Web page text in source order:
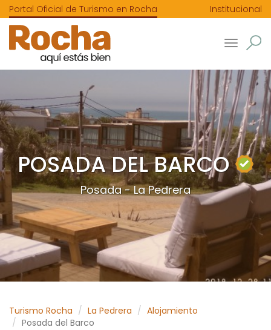
Portal Oficial de Turismo en Rocha Institucional
Toggle
POSADA DEL BARCO
Posada - La Pedrera
Turismo Rocha La Pedrera
Alojamiento
Posada del Barco